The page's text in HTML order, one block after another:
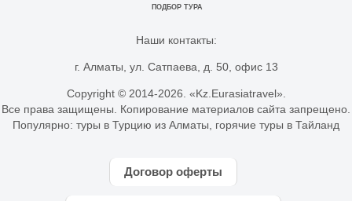
ПОДБОР ТУРА
Наши контакты:
г. Алматы, ул. Сатпаева, д. 50, офис 13
Copyright © 2014-2026. «Kz.Eurasiatravel».
Все права защищены. Копирование материалов сайта запрещено.
Популярно: туры в Турцию из Алматы горячие туры в Тайланд
Договор оферты